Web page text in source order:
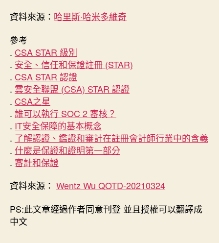
資料來源： 哈里斯·哈米多維奇
參考
. CSA STAR 級別
. 安全、信任和保證註冊 (STAR)
. CSA STAR 認證
. 雲安全聯盟 (CSA) STAR 認證
. CSA之星
. 誰可以執行 SOC 2 審核？
. IT安全保障的基本概念
. 了解認證、鑑證和審計在註冊會計師行業中的含義
. 什麼是保證和證明第一部分
. 審計和保證
資料來源： Wentz Wu QOTD-20210324
PS:此文章經過作者同意刊登 並且授權可以翻譯成
中文